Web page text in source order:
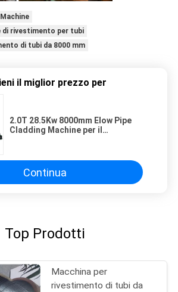
di rivestimento per tubi
di tubi da 8000 mm
il miglior prezzo per
2.0T 28.5Kw 8000mm Elow Pipe
Cladding Machine per il
Continua
Top Prodotti
Macchina per
rivestimento di tubi da